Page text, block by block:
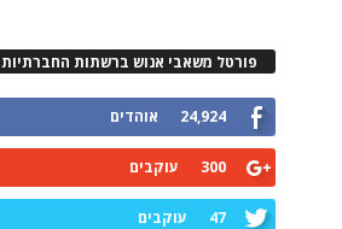
פורטל משאבי אנוש ברשתות החברתיות
24,924 אוהדים
300 עוקבים
47 עוקבים